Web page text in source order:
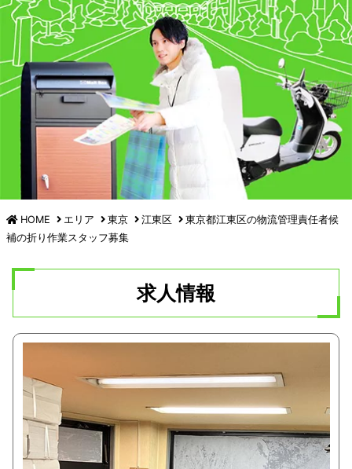
HOME エリア 東京 江東区 東京都江東区の物流管理責任者候
補の折り作業スタッフ募集
求人情報